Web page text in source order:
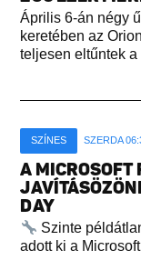
Április 6-án négy
keretében az
teljesen eltűntek
SZÍNES SZERDA
A MICROSOFT
DAY
Szinte
adott ki a